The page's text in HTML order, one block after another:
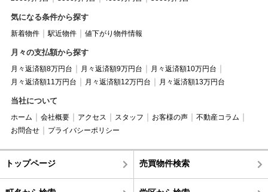
気になる条件から探す
新着物件 駅近物件 値下がり物件情報
月々の支払額から探す
月々返済額8万円台 月々返済額9万円台
月々返済額10万円台
月々返済額11万円台
月々返済額12万円台 月々返済額13万円台
当社について
ホーム 会社概要 アクセス スタッフ お客様の声
不動産コラム
お問合せ
プライバシーポリシー
トップページ 売買物件検索